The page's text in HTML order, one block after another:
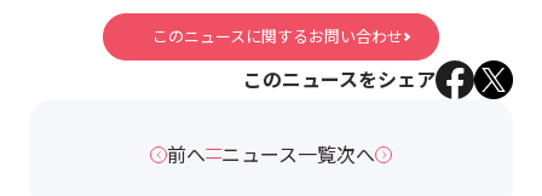
このニュースに関するお問い合わせ
このニュースをシェア
前へ ニュース一覧次へ